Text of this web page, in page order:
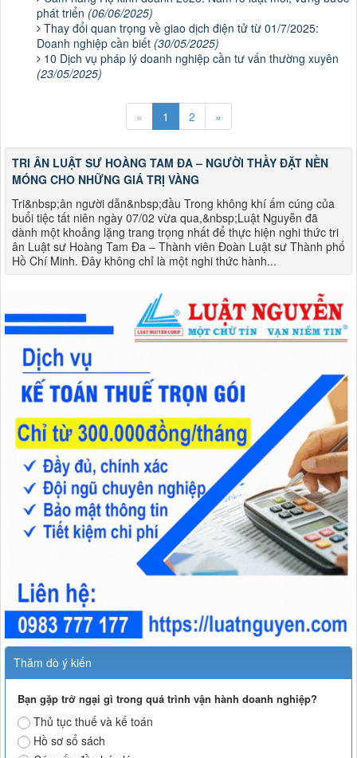
phát triển (06/06/2025)
Thay đổi quan trọng về giao dịch điện tử từ 01/7/2025:
Doanh nghiệp cần biết (30/05/2025)
10 Dịch vụ pháp lý doanh nghiệp cần tư vấn thường xuyên
(23/05/2025)
« 1 2 »
TRI ÂN LUẬT SƯ HOÀNG TAM ĐA – NGƯỜI THẦY ĐẶT NỀN
MÓNG CHO NHỮNG GIÁ TRỊ VÀNG
Tri&nbsp;ân người dẫn&nbsp;đầu Trong không khí ấm cúng của
buổi tiệc tất niên ngày 07/02 vừa qua,&nbsp;Luật Nguyễn đã
dành một khoảng lặng trang trọng nhất để thực hiện nghi thức tri
ân Luật sư Hoàng Tam Đa – Thành viên Đoàn Luật sư Thành phố
Hồ Chí Minh. Đây không chỉ là một nghi thức hành...
Thăm dò ý kiến
Bạn gặp trở ngại gì trong quá trình vận hành doanh nghiệp?
Thủ tục thuế và kế toán
Hồ sơ sổ sách